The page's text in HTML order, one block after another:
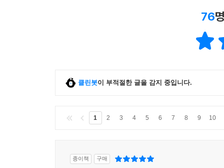
76
클린봇이 부적절한 글을 감지 중입니다.
1 2 3 4 5 6 7 8 9 10
종이책 구매